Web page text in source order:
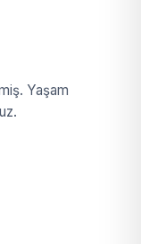
Yaşam